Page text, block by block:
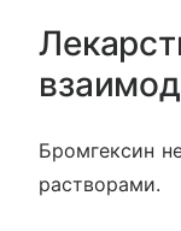
Бромгексин
растворами.